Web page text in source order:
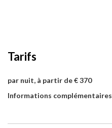
Tarifs
par nuit, à partir de € 370
Informations complémentaires